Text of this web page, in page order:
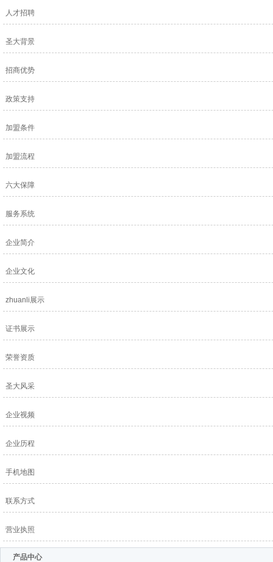
人才招聘
圣大背景
招商优势
政策支持
加盟条件
加盟流程
六大保障
服务系统
企业简介
企业文化
zhuanli展示
证书展示
荣誉资质
圣大风采
企业视频
企业历程
手机地图
联系方式
营业执照
产品中心